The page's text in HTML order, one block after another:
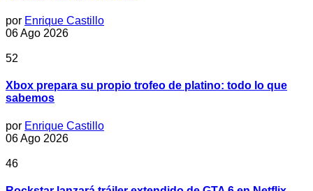
por Enrique Castillo
06 Ago 2026
52
Xbox prepara su propio trofeo de platino: todo lo que
sabemos
por Enrique Castillo
06 Ago 2026
46